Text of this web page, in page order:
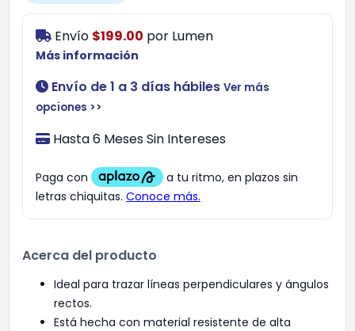
Envío $199.00 por Lumen
Más información
Envío de 1 a 3 días hábiles Ver más
opciones >>
Hasta 6 Meses Sin Intereses
Acerca del producto
Ideal para trazar líneas perpendiculares y ángulos
rectos.
Está hecha con material resistente de alta